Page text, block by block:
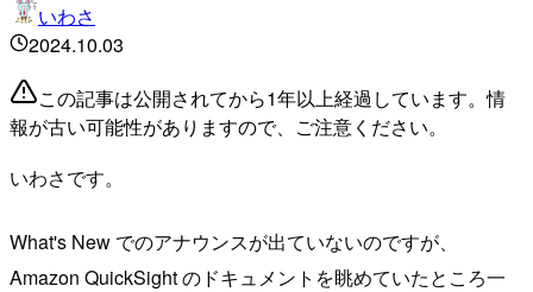
いわさ
2024.10.03
この記事は公開されてから1年以上経過しています。情
報が古い可能性がありますので、ご注意ください。
いわさです。
What's New でのアナウンスが出ていないのですが、
Amazon QuickSight のドキュメントを眺めていたところ一